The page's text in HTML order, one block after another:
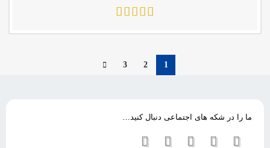
1
2
3
ما را در شکه های اجتماعی دنبال کنید…